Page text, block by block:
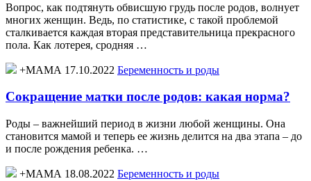
Вопрос, как подтянуть обвисшую грудь после родов, волнует
многих женщин. Ведь, по статистике, с такой проблемой
сталкивается каждая вторая представительница прекрасного
пола. Как лотерея, сродняя …
+МАМА 17.10.2022 Беременность и роды
Сокращение матки после родов: какая норма?
Роды – важнейший период в жизни любой женщины. Она
становится мамой и теперь ее жизнь делится на два этапа – до
и после рождения ребенка. …
+МАМА 18.08.2022 Беременность и роды